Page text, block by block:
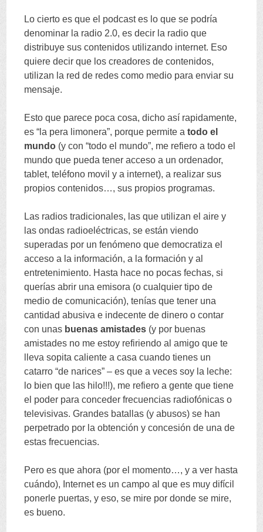
Lo cierto es que el podcast es lo que se podría
denominar la radio 2.0,es decir la radio que
distribuye sus contenidos utilizando internet. Eso
quiere decir que los creadores de contenidos,
utilizan la red de redes como medio para enviar su
mensaje.
Esto que parece poca cosa,dicho así rapidamente,
es “ la pera limonera”, porque permite a todo el
mundo (y con “todo el mundo”, me refiero a todo el
mundo que pueda tener acceso a un ordenador,
tablet,teléfono movil y a internet),a realizar sus
propios contenidos…,sus propios programas.
Las radios tradicionales, las que utilizan el aire y
las ondas radioeléctricas,se están viendo
superadas por un fenómeno que democratiza el
acceso a la información,a la formación y al
entretenimiento. Hasta hace no pocas fechas,si
querías abrir una emisora (o cualquier tipo de
medio de comunicación),tenías que tener una
cantidad abusiva e indecente de dinero o contar
con unas buenas amistades (y por buenas
amistades no me estoy refiriendo al amigo que te
lleva sopita caliente a casa cuando tienes un
catarro “de narices” –es que a veces soy la leche:
lo bien que las hilo!!!), me refiero a gente que tiene
el poder para conceder frecuencias radiofónicas o
televisivas.Grandes batallas (y abusos)se han
perpetrado por la obtención y concesión de una de
estas frecuencias.
Pero es que ahora (por el momento…,y a ver hasta
cuándo), Internet es un campo al que es muy difícil
ponerle puertas,y eso,se mire por donde se mire,
es bueno.